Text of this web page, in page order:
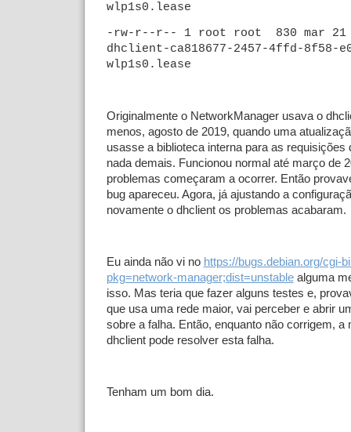
wlp1s0.lease
-rw-r--r-- 1 root root 830 mar 21
dhclient-ca818677-2457-4ffd-8f58-
wlp1s0.lease
Originalmente o NetworkManager usava o
menos, agosto de 2019, quando uma
usasse a biblioteca interna para as requisições
nada demais. Funcionou normal até março de
problemas começaram a ocorrer. Então
bug apareceu. Agora, já ajustando a
novamente o dhclient os problemas acabaram.
Eu ainda não vi no https://bugs.debian.org/cgi-
pkg=network-manager;dist=unstablealguma
isso. Mas teria que fazer alguns testes e,
que usa uma rede maior, vai perceber e abrir
sobre a falha. Então, enquanto não corrigem, a
dhclient pode resolver esta falha.
Tenham um bom dia.